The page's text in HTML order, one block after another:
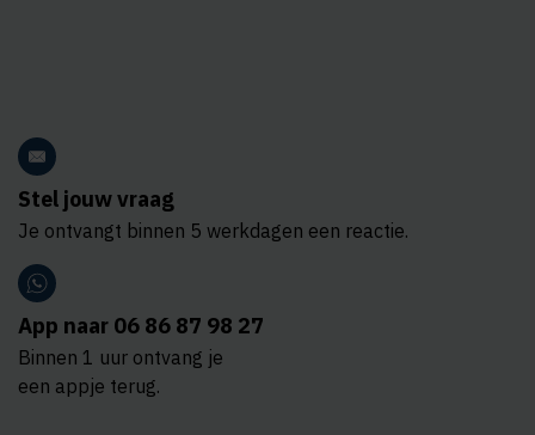
Stel jouw vraag
Je ontvangt binnen 5 werkdagen een reactie.
App naar 06 86 87 98 27
Binnen 1 uur ontvang je
een appje terug.